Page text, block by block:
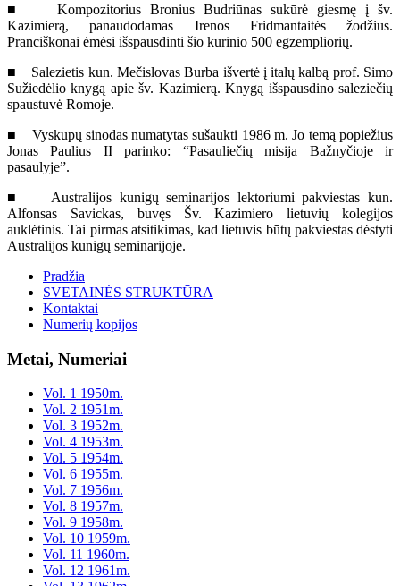
■ Kompozitorius Bronius Budriūnas sukūrė giesmę į šv.
Kazimierą, panaudodamas Irenos Fridmantaitės žodžius.
Pranciškonai ėmėsi išspausdinti šio kūrinio 500 egzempliorių.
■ Salezietis kun. Mečislovas Burba išvertė į italų kalbą prof. Simo
Sužiedėlio knygą apie šv. Kazimierą. Knygą išspausdino saleziečių
spaustuvė Romoje.
■ Vyskupų sinodas numatytas sušaukti 1986 m. Jo temą popiežius
Jonas Paulius II parinko: “Pasauliečių misija Bažnyčioje ir
pasaulyje”.
■ Australijos kunigų seminarijos lektoriumi pakviestas kun.
Alfonsas Savickas, buvęs Šv. Kazimiero lietuvių kolegijos
auklėtinis. Tai pirmas atsitikimas, kad lietuvis būtų pakviestas dėstyti
Australijos kunigų seminarijoje.
Pradžia
SVETAINĖS STRUKTŪRA
Kontaktai
Numerių kopijos
Metai, Numeriai
Vol. 1 1950m.
Vol. 2 1951m.
Vol. 3 1952m.
Vol. 4 1953m.
Vol. 5 1954m.
Vol. 6 1955m.
Vol. 7 1956m.
Vol. 8 1957m.
Vol. 9 1958m.
Vol. 10 1959m.
Vol. 11 1960m.
Vol. 12 1961m.